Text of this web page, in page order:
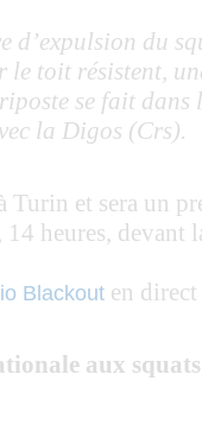
d’expulsion du
le toit résistent,
se fait dans
la Digos (Crs).
Turin et sera un
, 14 heures, devant
Blackout en
aux